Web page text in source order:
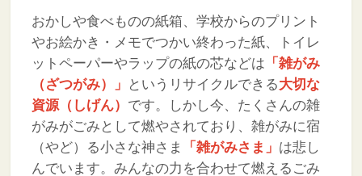
おかしや食べものの紙箱、学校からのプリント
やお絵かき・メモでつかい終わった紙、トイレ
ットペーパーやラップの紙の芯などは 「雑がみ
（ざつがみ）」
というリサイクルできる大切な
資源（しげん） です。しかし今、たくさんの雑
がみがごみとして燃やされており、雑がみに宿
（やど）る小さな神さま
「雑がみさま」 は悲し
んでいます。みんなの力を合わせて燃えるごみ